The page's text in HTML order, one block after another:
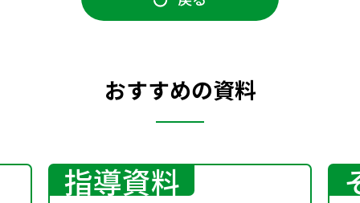
おすすめの資料
指導資料